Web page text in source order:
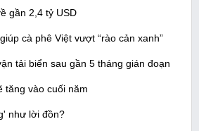
gần 2,4 tỷ USD
cà phê Việt vượt “rào cản xanh”
tải biển sau gần 5 tháng gián đoạn
tăng vào cuối năm
như lời đồn?